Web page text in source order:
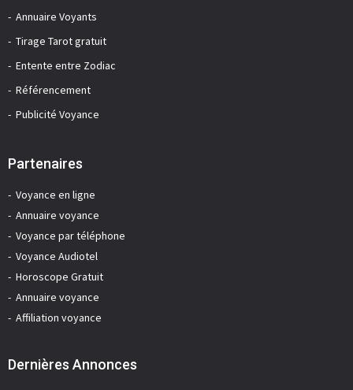
Annuaire Voyants
Tirage Tarot gratuit
Entente entre Zodiac
Référencement
Publicité Voyance
Partenaires
Voyance en ligne
Annuaire voyance
Voyance par téléphone
Voyance Audiotel
Horoscope Gratuit
Annuaire voyance
Affiliation voyance
Dernières Annonces